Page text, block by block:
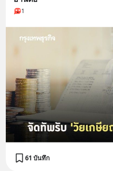
1
61 บันทึก